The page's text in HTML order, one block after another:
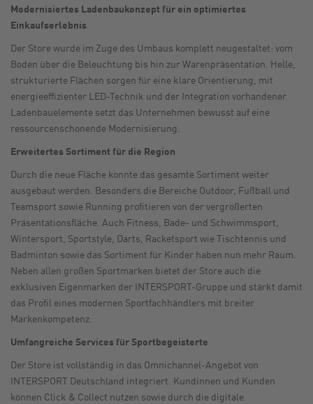
Modernisiertes Ladenbaukonzept für ein optimiertes
Einkaufserlebnis
Der Store wurde im Zuge des Umbaus komplett neugestaltet: vom
Boden über die Beleuchtung bis hin zur Warenpräsentation. Helle,
strukturierte Flächen sorgen für eine klare Orientierung, mit
energieeffizienter LED-Technik und der Integration vorhandener
Ladenbauelemente setzt das Unternehmen bewusst auf eine
ressourcenschonende Modernisierung.
Erweitertes Sortiment für die Region
Durch die neue Fläche konnte das gesamte Sortiment weiter
ausgebaut werden. Besonders die Bereiche Outdoor, Fußball und
Teamsport sowie Running profitieren von der vergrößerten
Präsentationsfläche. Auch Fitness, Bade- und Schwimmsport,
Wintersport, Sportstyle, Darts, Racketsport wie Tischtennis und
Badminton sowie das Sortiment für Kinder haben nun mehr Raum.
Neben allen großen Sportmarken bietet der Store auch die
exklusiven Eigenmarken der INTERSPORT-Gruppe und stärkt damit
das Profil eines modernen Sportfachhändlers mit breiter
Markenkompetenz.
Umfangreiche Services für Sportbegeisterte
Der Store ist vollständig in das Omnichannel-Angebot von
INTERSPORT Deutschland integriert. Kundinnen und Kunden
können Click & Collect nutzen sowie durch die digitale